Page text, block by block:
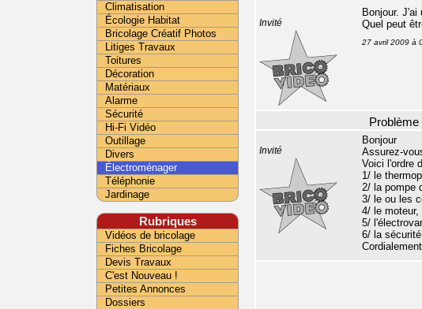
Invité
Bonjour.
Quel peut
27 avril 2009 à
Invité
Bonjour
Assurez-
Voici l'ordre
1/ le
2/ la pompe
3/ le ou les
4/ le moteur,
5/
6/ la
Climatisation
Écologie Habitat
Bricolage Créatif Photos
Litiges Travaux
Toitures
Décoration
Matériaux
Alarme
Sécurité
Hi-Fi Vidéo
Outillage
Divers
Électroménager
Téléphonie
Jardinage
Rubriques
Vidéos de bricolage
Fiches Bricolage
Devis Travaux
C'est Nouveau !
Petites Annonces
Dossiers